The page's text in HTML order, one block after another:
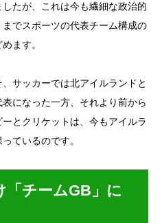
たが、これは今も繊細な政治的
でスポーツの代表チーム構成の
ます。
サッカーでは北アイルランドと
になった一方、それより前から
とクリケットは、今もアイルラ
ているのです。
チームGB」に